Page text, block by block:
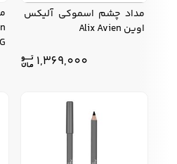
خانه و آشپزخانه
جوراب مردانه
مداد چشم اسموکی آلیکس
اوین Alix Avien
1,369,000